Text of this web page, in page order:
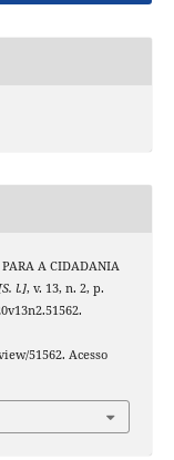
A CIDADANIA
l.], v. 13, n. 2, p.
51562. Acesso